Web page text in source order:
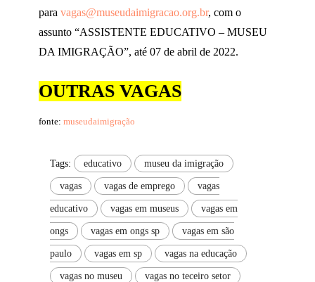
para vagas@museudaimigracao.org.br, com o
assunto “ASSISTENTE EDUCATIVO – MUSEU
DA IMIGRAÇÃO”, até 07 de abril de 2022.
OUTRAS VAGAS
fonte: museudaimigração
Tags: educativo museu da imigração
vagas vagas de emprego vagas
educativo vagas em museus vagas em
ongs vagas em ongs sp vagas em são
paulo vagas em sp vagas na educação
vagas no museu vagas no teceiro setor